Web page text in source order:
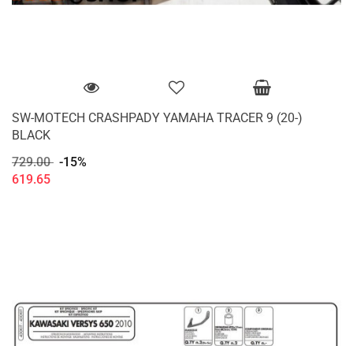
SW-MOTECH CRASHPADY YAMAHA TRACER 9 (20-)
BLACK
729.00 -15%
619.65